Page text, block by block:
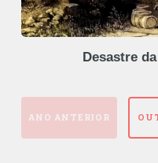
Desastre
ANO ANTERIOR